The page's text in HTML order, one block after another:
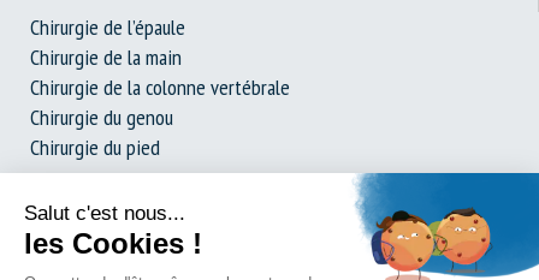
Chirurgie de l’épaule
Chirurgie de la main
Chirurgie de la colonne vertébrale
Chirurgie du genou
Chirurgie du pied
Dossier complet : La chirurgie expliquée simplement
Demande de consultation